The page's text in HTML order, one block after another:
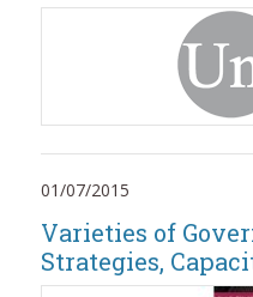
01/07/2015
Varieties of
Strategies,